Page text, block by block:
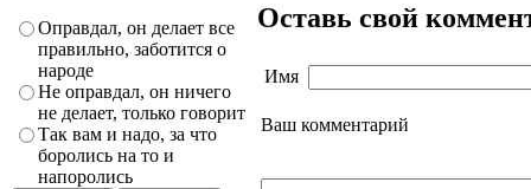
Оправдал, он делает все
правильно, заботится о
народе
Не оправдал, он ничего
не делает, только говорит
Так вам и надо, за что
боролись на то и
напоролись
Оставь свой
Имя
Ваш комментарий